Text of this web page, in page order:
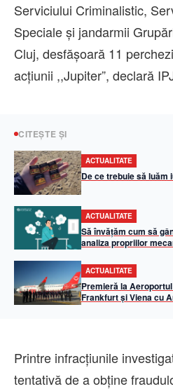
Serviciului Criminalistic,
Speciale și jandarmii
Cluj, desfășoară 11
acțiunii ,,Jupiter”, declară
CITEȘTE ȘI
ACTUALITATE
De ce trebuie să luăm
ACTUALITATE
Să învățăm cum să
analiza propriilor
ACTUALITATE
Premieră la
Frankfurt și Viena cu
Printre infracțiunile
tentativă de a obține